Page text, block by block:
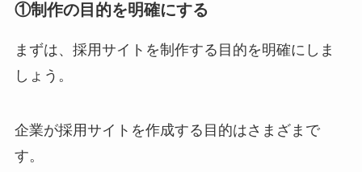
①制作の目的を明確にする
まずは、採用サイトを制作する目的を明確にしま
しょう。
企業が採用サイトを作成する目的はさまざまで
す。